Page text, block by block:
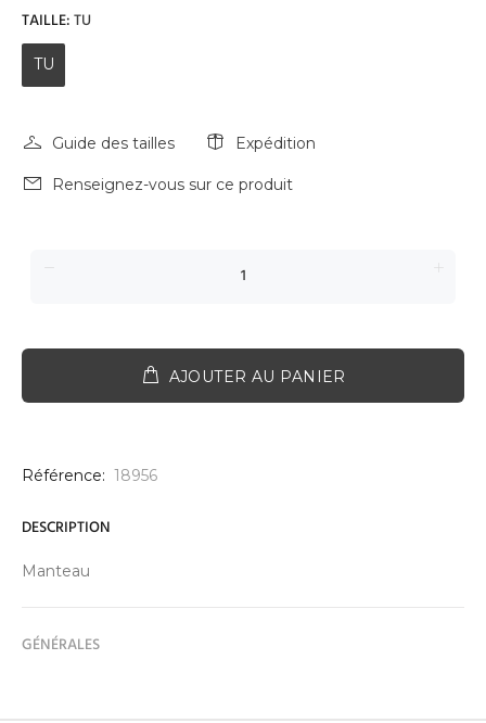
TAILLE:TU
TU
Guide des tailles Expédition
Renseignez-vous sur ce produit
AJOUTER AU PANIER
Référence: 18956
DESCRIPTION
Manteau
GÉNÉRALES